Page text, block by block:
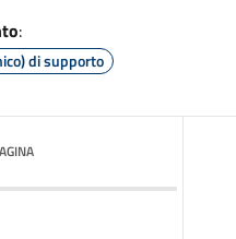
:
di supporto